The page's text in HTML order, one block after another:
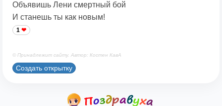
Объявишь Лени смертный бой
И станешь ты как новым!
1
© Принадлежит сайту. Автор: Костен КавА
Создать открытку